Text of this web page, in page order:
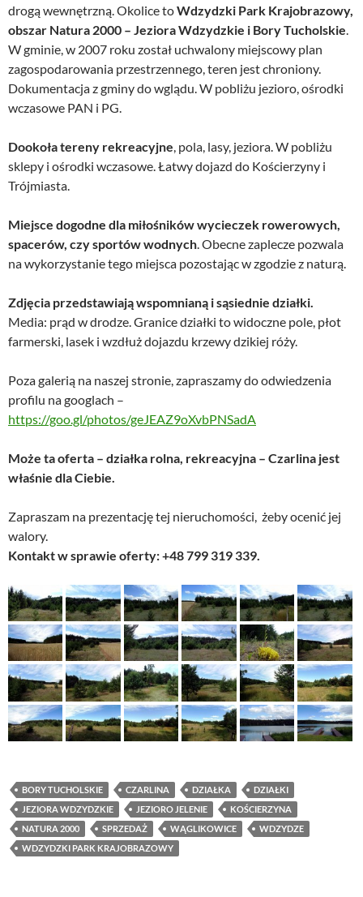
drogą wewnętrzną. Okolice toWdzydzki Park Krajobrazowy,
obszar Natura 2000 – Jeziora Wdzydzkie i Bory Tucholskie.
W gminie, w 2007 roku został uchwalony miejscowy plan
zagospodarowania przestrzennego, teren jest chroniony.
Dokumentacja z gminy do wglądu. W pobliżu jezioro, ośrodki
wczasowe PAN i PG.
Dookoła tereny rekreacyjne, pola, lasy, jeziora. W pobliżu
sklepy i ośrodki wczasowe. Łatwy dojazd do Kościerzyny i
Trójmiasta.
Miejsce dogodne dla miłośników wycieczek rowerowych,
spacerów, czy sportów wodnych. Obecne zaplecze pozwala
na wykorzystanie tego miejsca pozostając w zgodzie z naturą.
Zdjęcia przedstawiają wspomnianą i sąsiednie działki.
Media: prąd w drodze. Granice działki to widoczne pole, płot
farmerski, lasek i wzdłuż dojazdu krzewy dzikiej róży.
Poza galerią na naszej stronie, zapraszamy do odwiedzenia
profilu na googlach –
https://goo.gl/photos/geJEAZ9oXvbPNSadA
Może ta oferta – działka rolna, rekreacyjna – Czarlina jest
właśnie dla Ciebie.
Zapraszam na prezentację tej nieruchomości, żeby ocenić jej
walory.
Kontakt w sprawie oferty: +48 799 319 339.
BORY TUCHOLSKIE CZARLINA DZIAŁKA
DZIAŁKI
JEZIORA WDZYDZKIE
JEZIORO JELENIE
KOŚCIERZYNA
NATURA 2000
SPRZEDAŻ WĄGLIKOWICE
WDZYDZE
WDZYDZKI PARK KRAJOBRAZOWY